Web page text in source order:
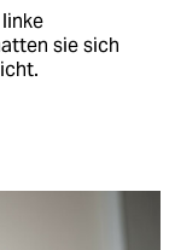
sie sich